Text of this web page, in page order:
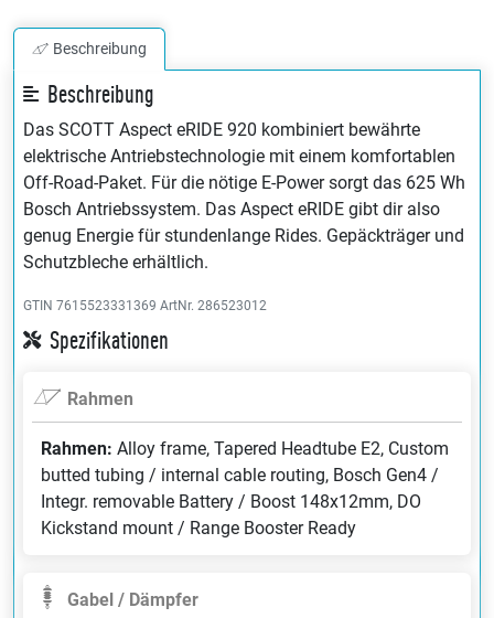
Beschreibung
Beschreibung
Das SCOTT Aspect eRIDE 920 kombiniert bewährte
elektrische Antriebstechnologie mit einem komfortablen
Off-Road-Paket. Für die nötige E-Power sorgt das 625 Wh
Bosch Antriebssystem. Das Aspect eRIDE gibt dir also
genug Energie für stundenlange Rides. Gepäckträger und
Schutzbleche erhältlich.
GTIN 7615523331369 ArtNr. 286523012
Spezifikationen
Rahmen
Rahmen: Alloy frame, Tapered Headtube E2, Custom
butted tubing / internal cable routing, Bosch Gen4 /
Integr. removable Battery / Boost 148x12mm, DO
Kickstand mount / Range Booster Ready
Gabel / Dämpfer